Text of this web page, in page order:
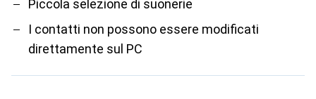
Piccola selezione di suonerie
I contatti non possono essere modificati
direttamente sul PC